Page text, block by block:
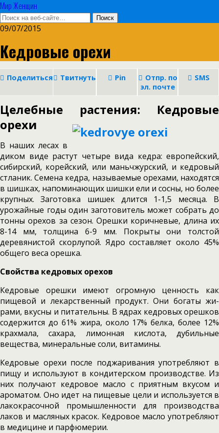
Мир Женщин
09/07/2015
Кедровые орехи
Поделиться Твитнуть Pin
Отпр. по
эл. почте
SMS
Целебные растения: Кедровые
орехи
В наших лесах в
диком виде растут четыре вида кедра: европейский,
сибирский, корейс­кий, или маньчжурский, и кедровый
стланик. Семена кедра, называемые орехами, находят­ся
в шишках, напоминающих шишки ели и сосны, но более
крупных. Заготовка шишек длится 1-1,5 месяца. В
урожайные годы один заготовитель может собрать до
тонны орехов за сезон. Орешки коричневые, длина их
8-14 мм, толщина 6-9 мм. Покрыты они тол­стой
деревянистой скорлупой. Ядро составля­ет около 45%
общего веса орешка.
Свойства кедровых орехов
Кедровые орешки имеют огромную ценность как
пище­вой и лекарственный продукт. Они богаты жи­
рами, вкусны и питательны. В ядрах кедровых орешков
содержится до 61% жира, около 17% белка, более 12%
крахмала, сахара, лимонная кислота, дубильные
вещества, минеральные соли, витамины.
Кедровые орехи после поджаривания употребляют в
пищу и используют в кондитер­ском производстве. Из
них получают кедровое масло с приятным вкусом и
ароматом. Оно идет на пищевые цели и используется в
лакокрасоч­ной промышленности для производства
лаков и масляных красок. Кедровое масло употреб­ляют
в медицине и парфюмерии.